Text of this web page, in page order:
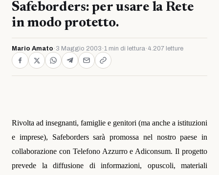
Safeborders: per usare la Rete
in modo protetto.
Mario Amato · 3 Maggio 2003 ·1 min di lettura· 4.207 letture
Rivolta ad insegnanti, famiglie e genitori (ma anche a istituzioni
e imprese), Safeborders sarà promossa nel nostro paese in
collaborazione con Telefono Azzurro e Adiconsum. Il progetto
prevede la diffusione di informazioni, opuscoli, materiali